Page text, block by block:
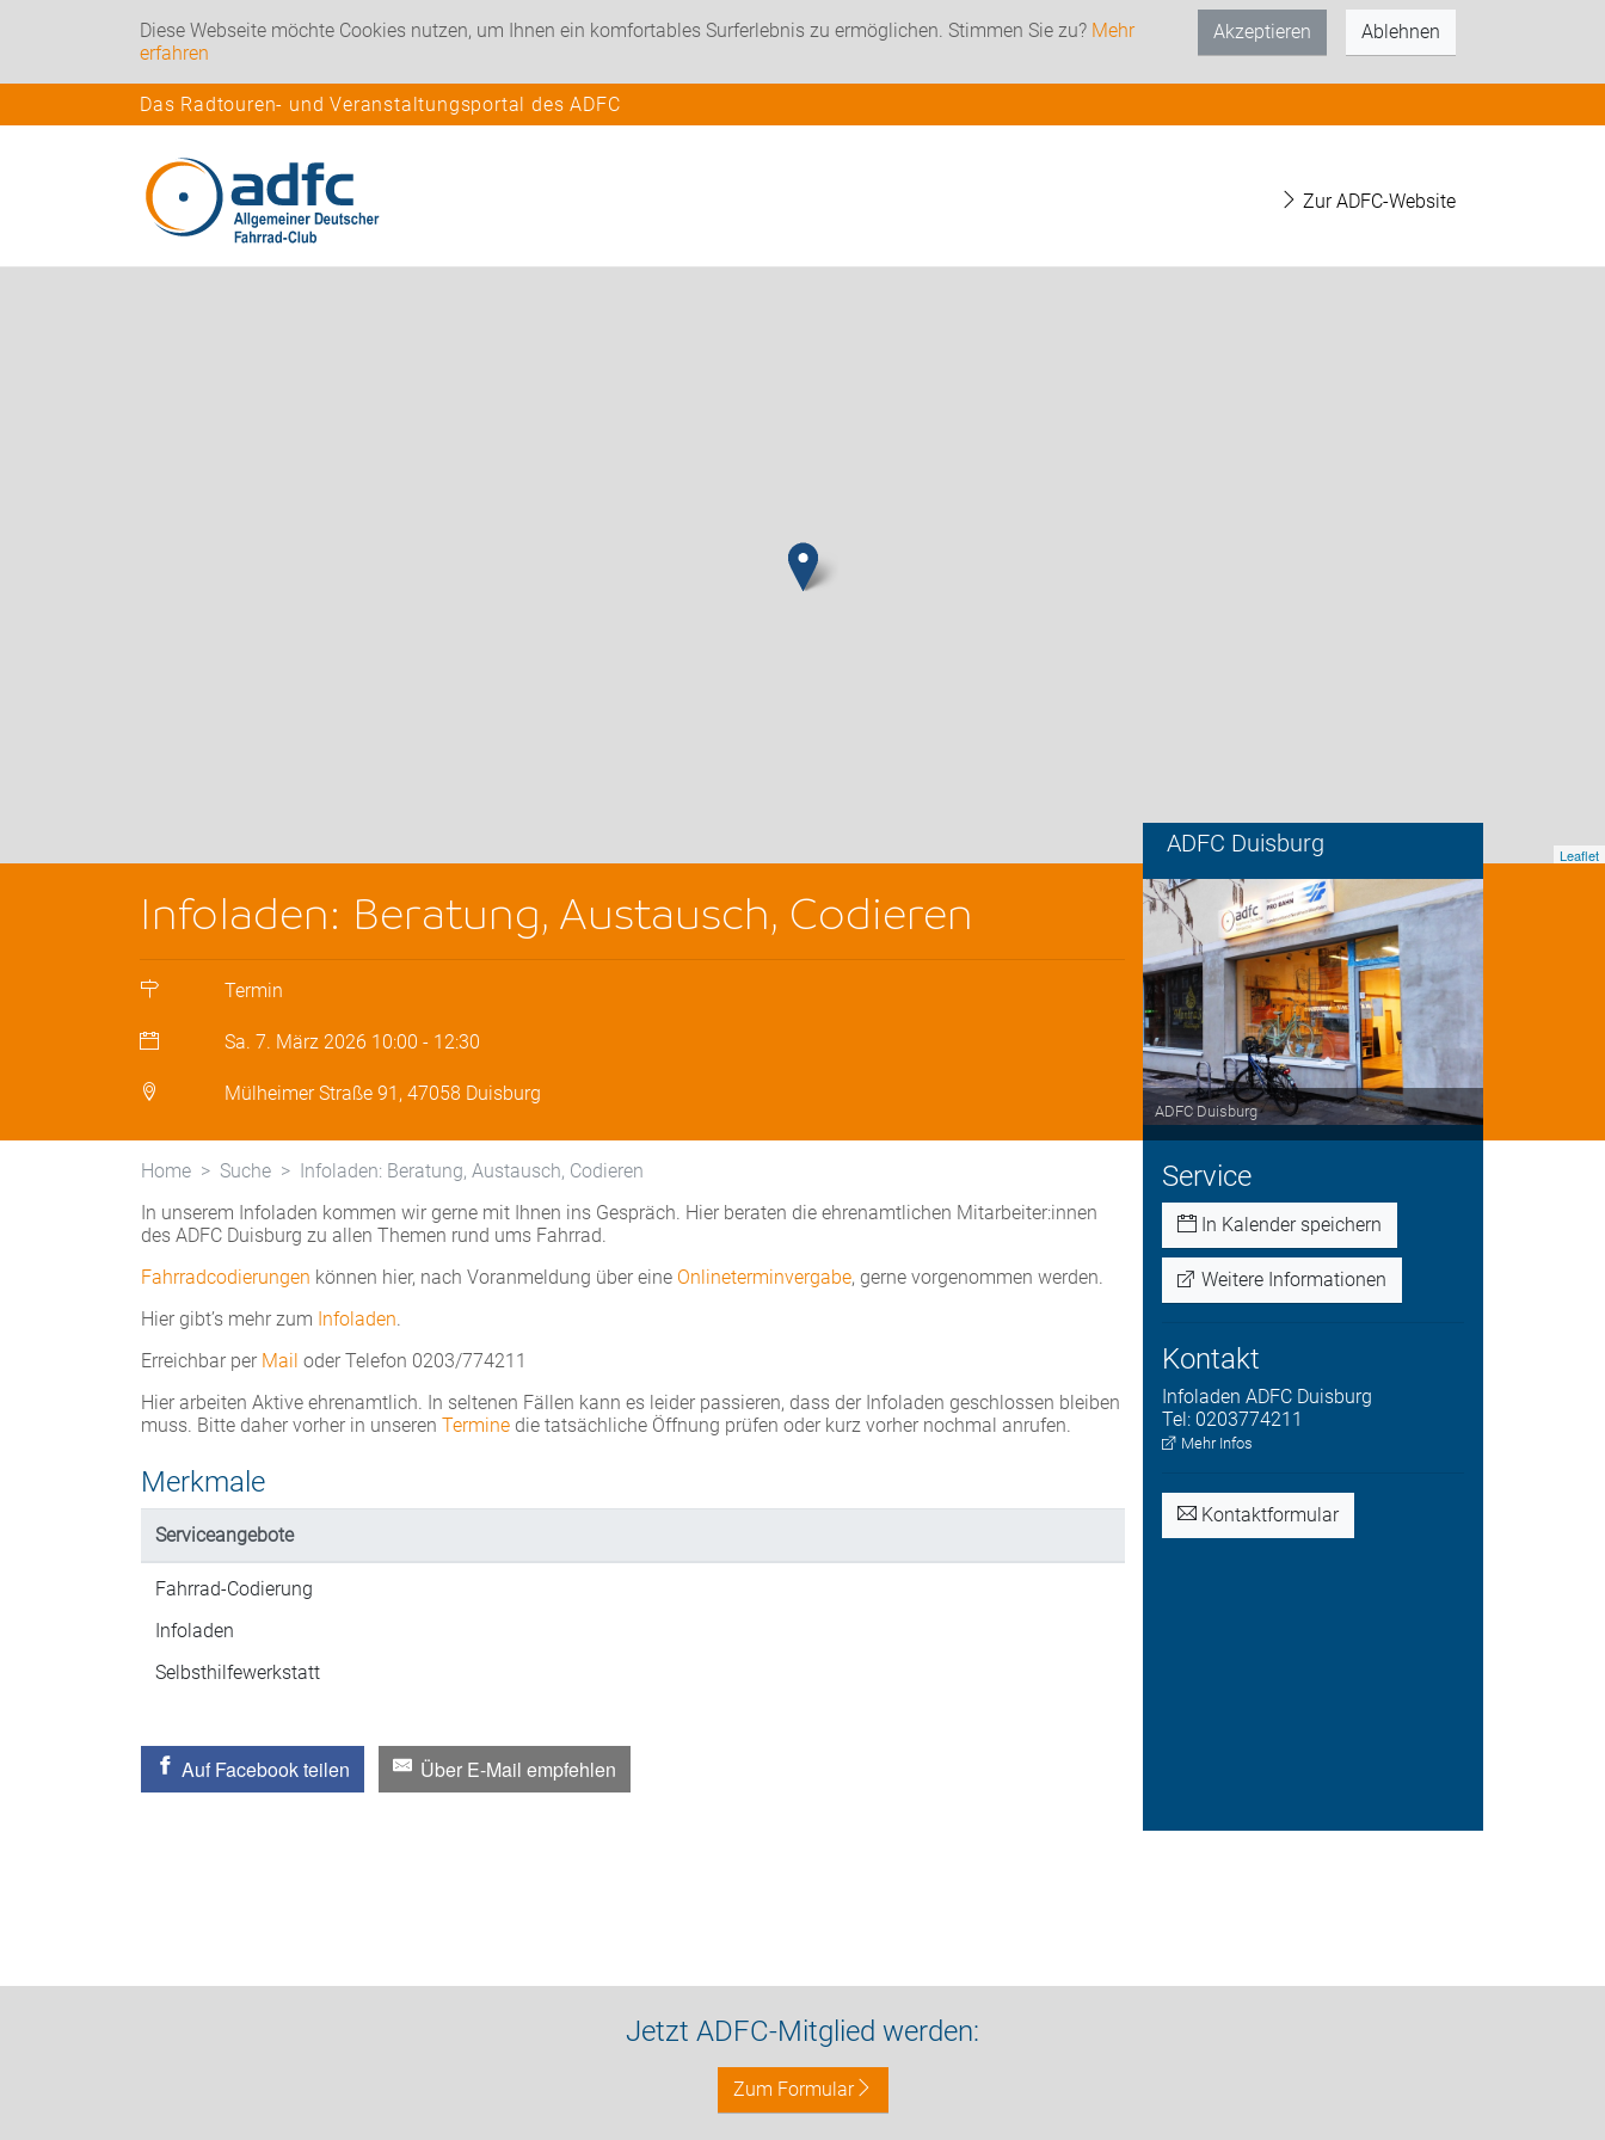
Diese Webseite möchte Cookies nutzen, um Ihnen ein komfortables Surferlebnis zu ermöglichen. Stimmen Sie zu? Mehr
erfahren
Akzeptieren Ablehnen
Das Radtouren- und Veranstaltungsportal des ADFC
Zur ADFC-Website
Leaflet
ADFC Duisburg
Infoladen: Beratung, Austausch, Codieren
Termin
Sa. 7. März 2026 10:00 - 12:30
Mülheimer Straße 91, 47058 Duisburg
ADFC Duisburg
Service
In Kalender speichern
Weitere Informationen
Kontakt
Infoladen ADFC Duisburg
Tel: 0203774211
Mehr Infos
Kontaktformular
Home Suche
Infoladen: Beratung, Austausch, Codieren
In unserem Infoladen kommen wir gerne mit Ihnen ins Gespräch. Hier beraten die ehrenamtlichen Mitarbeiter:innen
des ADFC Duisburg zu allen Themen rund ums Fahrrad.
Fahrradcodierungen können hier, nach Voranmeldung über eine Onlineterminvergabe, gerne vorgenommen werden.
Hier gibt’s mehr zum Infoladen.
Erreichbar per Mail oder Telefon 0203/774211
Hier arbeiten Aktive ehrenamtlich. In seltenen Fällen kann es leider passieren, dass der Infoladen geschlossen bleiben
muss. Bitte daher vorher in unseren Termine die tatsächliche Öffnung prüfen oder kurz vorher nochmal anrufen.
Merkmale
Serviceangebote
Fahrrad-Codierung
Infoladen
Selbsthilfewerkstatt
Auf Facebook teilen Über E-Mail empfehlen
Jetzt ADFC-Mitglied werden:
Zum Formular